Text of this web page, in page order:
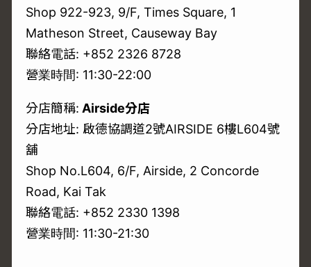
Shop 922-923, 9/F, Times Square, 1
Matheson Street, Causeway Bay
聯絡電話: +852 2326 8728
營業時間: 11:30-22:00
分店簡稱: Airside分店
分店地址: 啟德協調道2號AIRSIDE 6樓L604號
舖
Shop No.L604, 6/F, Airside, 2 Concorde
Road, Kai Tak
聯絡電話: +852 2330 1398
營業時間: 11:30-21:30